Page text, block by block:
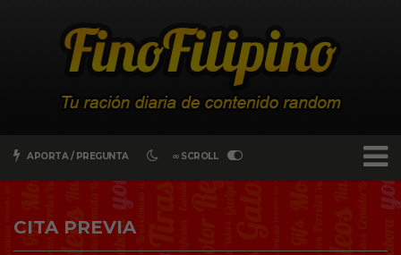
APORTA / PREGUNTA ∞ SCROLL
CITA PREVIA